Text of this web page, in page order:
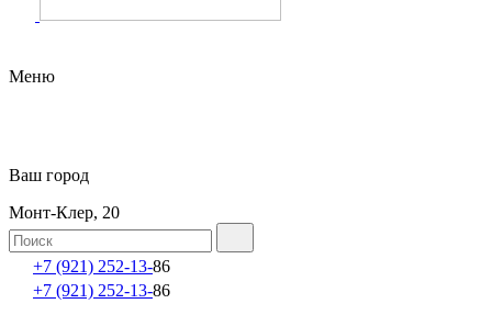
Меню
Ваш город
Монт-Клер, 20
+7 (921) 252-13-86
+7 (921) 252-13-86